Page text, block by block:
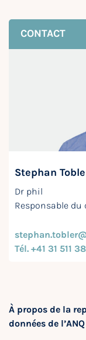
CONTACT
Stephan
Dr phil
Responsable
Tél. +41 31 511
À propos de la
données de l’ANQ